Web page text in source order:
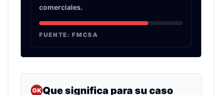
comerciales.
FUENTE:FMCSA
OKQue significa para su caso